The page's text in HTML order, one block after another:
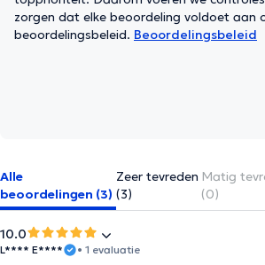
zorgen dat elke beoordeling voldoet aan
beoordelingsbeleid. Beoordelingsbeleid
Alle
beoordelingen (3)
Zeer tevreden
(3)
Matig
(0)
10.0
L**** E**** • 1 evaluatie